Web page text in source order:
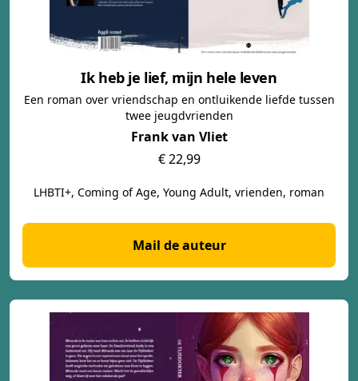
Ik heb je lief, mijn hele leven
Een roman over vriendschap en ontluikende liefde tussen
twee jeugdvrienden
Frank van Vliet
€ 22,99
LHBTI+, Coming of Age, Young Adult, vrienden, roman
Mail de auteur